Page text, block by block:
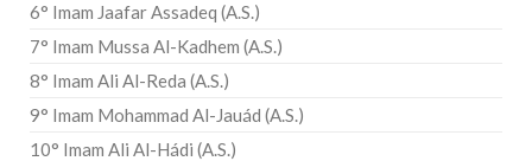
6° Imam Jaafar Assadeq (A.S.)
7° Imam Mussa Al-Kadhem (A.S.)
8° Imam Ali Al-Reda (A.S.)
9° Imam Mohammad Al-Jauád (A.S.)
10° Imam Ali Al-Hádi (A.S.)